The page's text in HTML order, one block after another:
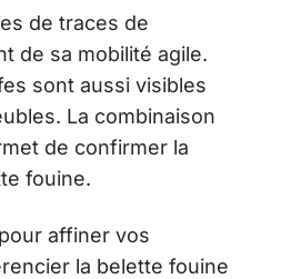
de traces de
de sa mobilité agile.
sont aussi visibles
La combinaison
de confirmer la
fouine.
affiner vos
la belette fouine